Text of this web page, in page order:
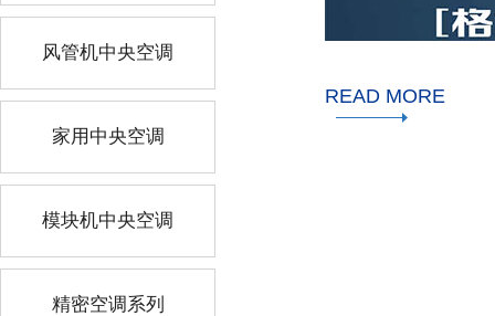
风管机中央空调
家用中央空调
模块机中央空调
精密空调系列
READ MORE